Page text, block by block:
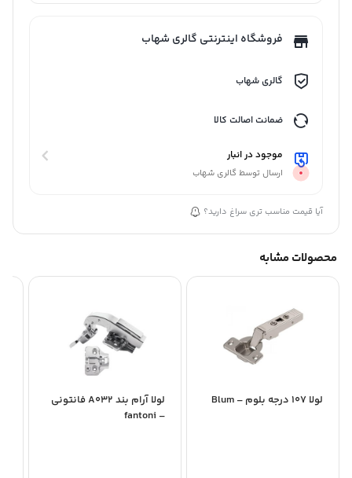
فروشگاه اینترنتی گالری شهاب
گالری شهاب
ضمانت اصالت کالا
موجود در انبار
ارسال توسط گالری شهاب
آیا قیمت مناسب تری سراغ دارید؟
محصولات مشابه
لولا 107 درجه بلوم – Blum
لولا آرام بند A032 فانتونی
– fantoni